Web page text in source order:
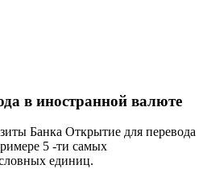
в иностранной валюте
Банка Открытие для перевода
5 -ти самых
единиц.